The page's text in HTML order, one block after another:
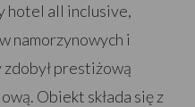
hotel all inclusive,
namorzynowych i
prestiżową
Obiekt składa się z